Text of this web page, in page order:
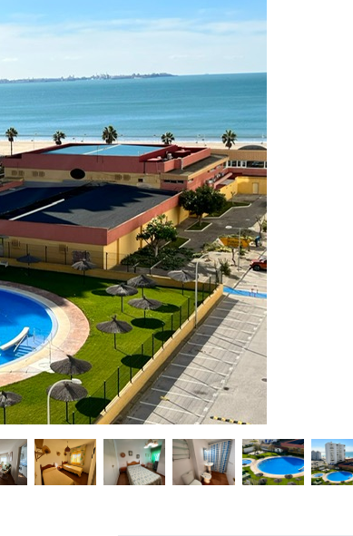
CAD021 Alquiler piso Valdelagrana,
primera linea de playa
Consultar
ALQUILER
Type
Piso